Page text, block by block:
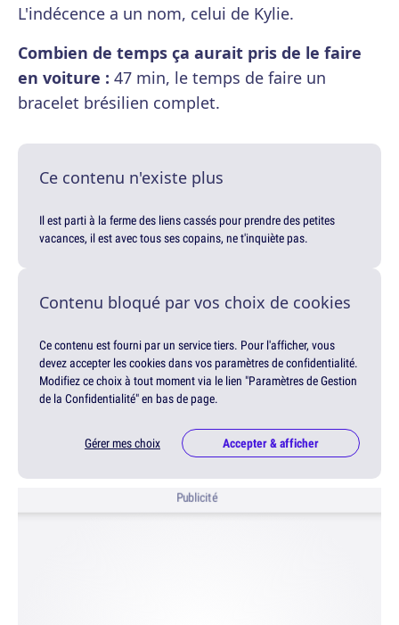
L'indécence a un nom, celui de Kylie.
Combien de temps ça aurait pris de le faire
en voiture : 47 min, le temps de faire un
bracelet brésilien complet.
Ce contenu n'existe plus
Il est parti à la ferme des liens cassés pour prendre des petites
vacances, il est avec tous ses copains, ne t'inquiète pas.
Contenu bloqué par vos choix de cookies
Ce contenu est fourni par un service tiers. Pour l'afficher, vous
devez accepter les cookies dans vos paramètres de confidentialité.
Modifiez ce choix à tout moment via le lien "Paramètres de Gestion
de la Confidentialité" en bas de page.
Gérer mes choix Accepter & afficher
Publicité